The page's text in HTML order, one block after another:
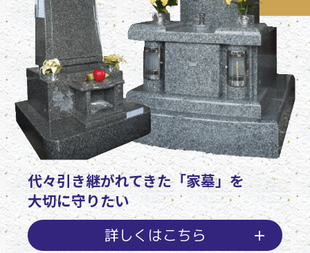
代々引き継がれてきた「家墓」を
大切に守りたい
詳しくはこちら